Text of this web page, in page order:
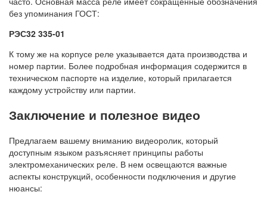
без упоминания ГОСТ:
РЭС32 335-01
К тому же на корпусе реле указывается дата производства и
номер партии. Более подробная информация содержится в
техническом паспорте на изделие, который прилагается
каждому устройству или партии.
Заключение и полезное видео
Предлагаем вашему вниманию видеоролик, который
доступным языком разъясняет принципы работы
электромеханических реле. В нем освещаются важные
аспекты конструкций, особенности подключения и другие
нюансы: